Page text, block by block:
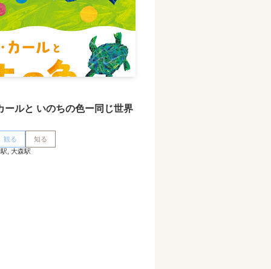
ールと いのちの色ー同じ世界
観る
知る
, 大森駅